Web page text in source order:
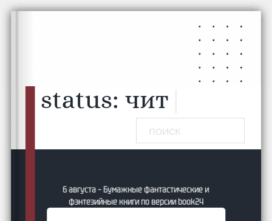
Перейти к основному содержанию
Перейти к нижнему колонтитулу
status:чи|
Поиск
6 августа – Бумажные фантастические и
фэнтезийные книги по версии book24